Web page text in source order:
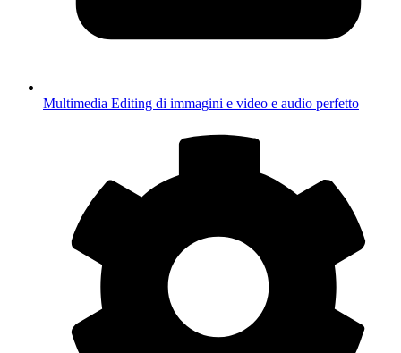
Multimedia Editing di immagini e video e audio perfetto